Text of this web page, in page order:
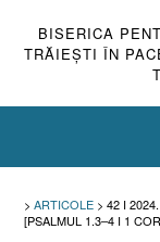
BISERICA
TRĂIEŞTI ÎN
> ARTICOLE > 42 I
[PSALMUL 1.3–4 I 1